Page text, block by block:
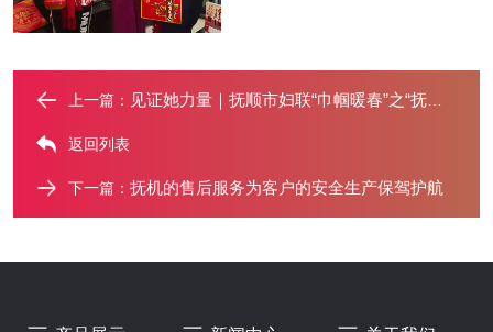
上一篇： 见证她力量｜抚顺市妇联“巾帼暖春”之“抚机挚爱”
返回列表
下一篇： 抚机的售后服务为客户的安全生产保驾护航